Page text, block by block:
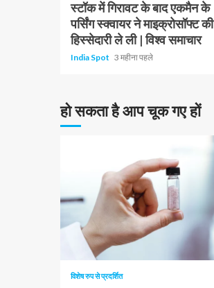
स्टॉक में गिरावट के बाद एकमैन के
पर्सिंग स्क्वायर ने माइक्रोसॉफ्ट की
हिस्सेदारी ले ली | विश्व समाचार
India Spot 3 महीना पहले
हो सकता है आप चूक गए हों
10 न्यूनतम पढ़ा
विशेष रुप से प्रदर्शित